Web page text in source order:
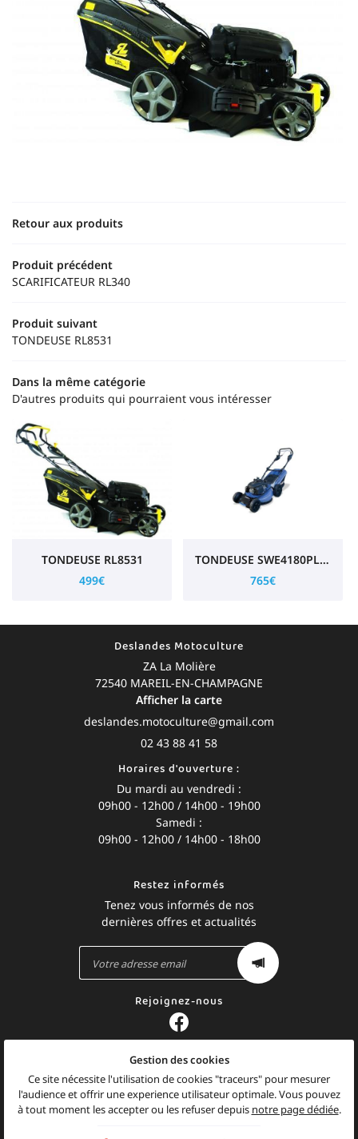
produits
Actualités
Une
Retour aux produits
Produit précédent
SCARIFICATEUR RL340
Produit suivant
TONDEUSE RL8531
Dans la même catégorie
D'autres produits qui pourraient vous intéresser
TONDEUSE RL8531
499€
TONDEUSE SWE4180PLUSC4
765€
Deslandes Motoculture
ZA La Molière
72540 MAREIL-EN-CHAMPAGNE
Afficher la carte
02 43 88 41 58
Horaires d'ouverture :
Du mardi au vendredi :
09h00 - 12h00 / 14h00 - 19h00
Samedi :
09h00 - 12h00 / 14h00 - 18h00
Restez informés
Tenez vous informés de nos
dernières offres et actualités
Rejoignez-nous
Mentions Légales
Conditions générales d'utilisation
Politique de confidentialité
Gestion des cookies
Gestion des cookies
Ce site nécessite l'utilisation de cookies "traceurs" pour mesurer
l'audience et offrir une experience utilisateur optimale. Vous pouvez
à tout moment les accepter ou les refuser depuis notre page dédiée.